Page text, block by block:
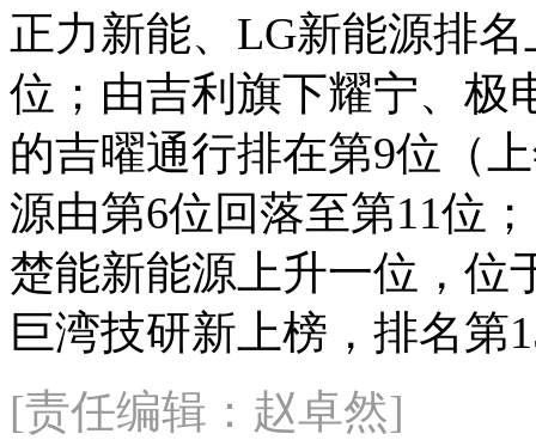
正力新能、LG新能源排
位；由吉利旗下耀宁、极
的吉曜通行排在第9位（
源由第6位回落至第11位
楚能新能源上升一位，位
巨湾技研新上榜，排名第
[责任编辑：赵卓然]